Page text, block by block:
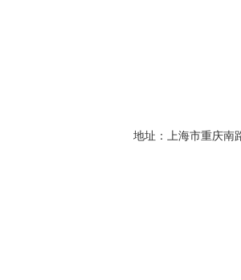
地址：上海市重庆